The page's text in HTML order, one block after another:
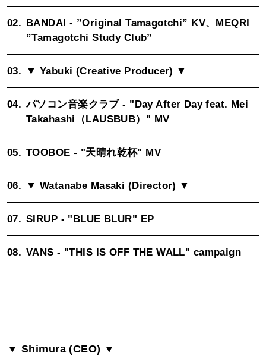
02. BANDAI - ”Original Tamagotchi” KV、MEQRI
”Tamagotchi Study Club”
03. ▼ Yabuki (Creative Producer) ▼
04. パソコン音楽クラブ - "Day After Day feat. Mei
Takahashi（LAUSBUB）" MV
05. TOOBOE - "天晴れ乾杯" MV
06. ▼ Watanabe Masaki (Director) ▼
07. SIRUP - "BLUE BLUR" EP
08. VANS - "THIS IS OFF THE WALL" campaign
▼ Shimura (CEO) ▼